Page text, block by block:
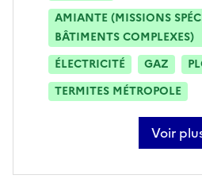
AMIANTE (MISSIONS
BÂTIMENTS COMPLEXES)
ÉLECTRICITÉ
GAZ
TERMITES MÉTROPOLE
Voir
sur